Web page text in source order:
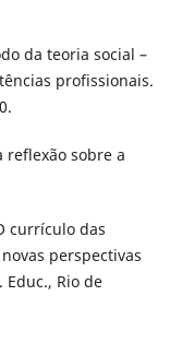
da teoria social –
profissionais.
reflexão sobre a
currículo das
perspectivas
Rio de